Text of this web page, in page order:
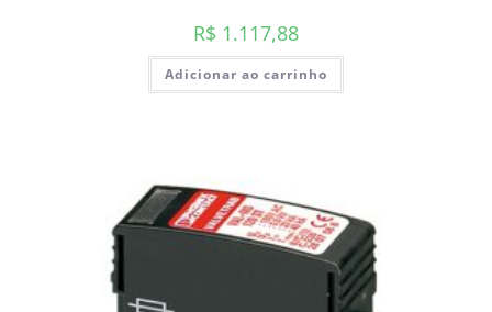
R$ 1.117,88
Adicionar ao carrinho